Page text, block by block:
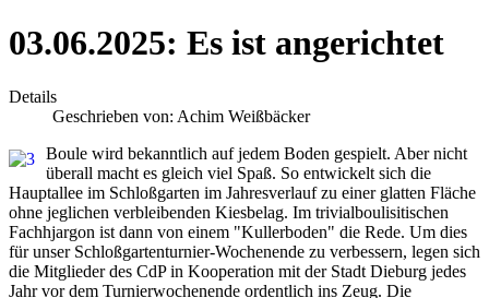
03.06.2025: Es ist angerichtet
Details
Geschrieben von: Achim Weißbäcker
Boule wird bekanntlich auf jedem Boden gespielt. Aber nicht
überall macht es gleich viel Spaß. So entwickelt sich die
Hauptallee im Schloßgarten im Jahresverlauf zu einer glatten Fläche
ohne jeglichen verbleibenden Kiesbelag. Im trivialboulisitischen
Fachhjargon ist dann von einem "Kullerboden" die Rede. Um dies
für unser Schloßgartenturnier-Wochenende zu verbessern, legen sich
die Mitglieder des CdP in Kooperation mit der Stadt Dieburg jedes
Jahr vor dem Turnierwochenende ordentlich ins Zeug. Die